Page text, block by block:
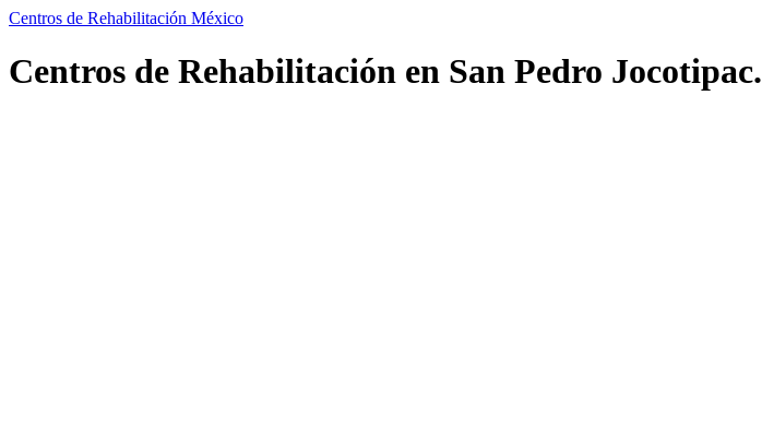
Centros de Rehabilitación México
Centros de Rehabilitación en San Pedro Jocotipac.